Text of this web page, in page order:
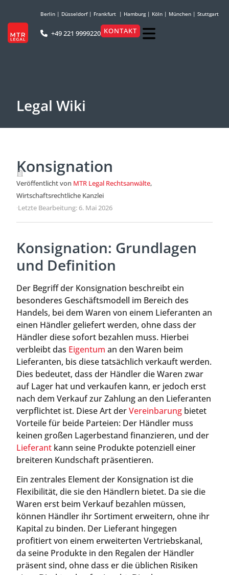
Berlin | Düsseldorf| Frankfurt | Hamburg| Köln | München | Stuttgart
+49 221 9999220 KONTAKT
Legal Wiki
Konsignation
Veröffentlicht von MTR Legal Rechtsanwälte,
Wirtschaftsrechtliche Kanzlei
·Letzte Bearbeitung: 6. Mai 2026
Konsignation: Grundlagen
und Definition
Der Begriff der Konsignation beschreibt ein
besonderes Geschäftsmodell im Bereich des
Handels, bei dem Waren von einem Lieferanten an
einen Händler geliefert werden, ohne dass der
Händler diese sofort bezahlen muss. Hierbei
verbleibt das Eigentum an den Waren beim
Lieferanten, bis diese tatsächlich verkauft werden.
Dies bedeutet, dass der Händler die Waren zwar
auf Lager hat und verkaufen kann, er jedoch erst
nach dem Verkauf zur Zahlung an den Lieferanten
verpflichtet ist. Diese Art derVereinbarung bietet
Vorteile für beide Parteien: Der Händler muss
keinen großen Lagerbestand finanzieren, und der
Lieferant kann seine Produkte potenziell einer
breiteren Kundschaft präsentieren.
Ein zentrales Element der Konsignation ist die
Flexibilität, die sie den Händlern bietet. Da sie die
Waren erst beim Verkauf bezahlen müssen,
können Händler ihr Sortiment erweitern, ohne ihr
Kapital zu binden. Der Lieferant hingegen
profitiert von einem erweiterten Vertriebskanal,
da seine Produkte in den Regalen der Händler
präsent sind, ohne dass er die üblichen Risiken